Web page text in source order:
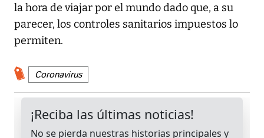
la hora de viajar por el mundo dado que, a su
parecer, los controles sanitarios impuestos lo
permiten.
Coronavirus